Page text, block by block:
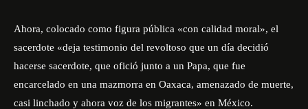
Ahora, colocado como figura pública «con calidad moral», el
sacerdote «deja testimonio del revoltoso que un día decidió
hacerse sacerdote, que ofició junto a un Papa, que fue
encarcelado en una mazmorra en Oaxaca, amenazado de muerte,
casi linchado y ahora voz de los migrantes» en México.